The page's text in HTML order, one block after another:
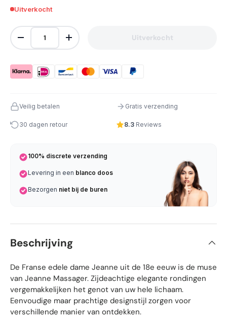
Uitverkocht
Aantal
Verlaag de hoeveelheidVerhoog de hoeveelheidUitverkocht
Veilig betalen Gratis verzending
30 dagen retour 8.3 Reviews
100% discrete verzending
Levering in een blanco doos
Bezorgen niet bij de buren
Beschrijving
De Franse edele dame Jeanne uit de 18e eeuw is de muse
van Jeanne Massager. Zijdeachtige elegante rondingen
vergemakkelijken het genot van uw hele lichaam.
Eenvoudige maar prachtige designstijl zorgen voor
verschillende manier van ontdekken.